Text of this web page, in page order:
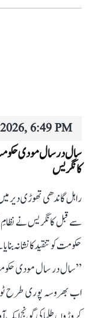
6:49 PM
سال در سال مودی
کانگریس
راہل گاندھی تھوڑی دیر
سے قبل کانگریس نے نظامِ
حکومت کو تنقید کا نشانہ
’’سال در سال مودی
اب بھروسہ پوری طرح